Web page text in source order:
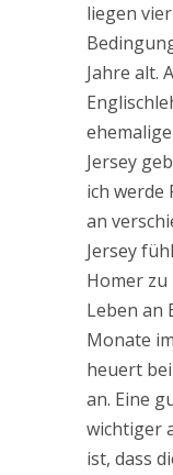
liegen
Jahre alt.
Jersey
ich werde
an
Jersey
Homer zu
Leben an
Monate
heuert
an. Eine
wichtiger
ist, dass